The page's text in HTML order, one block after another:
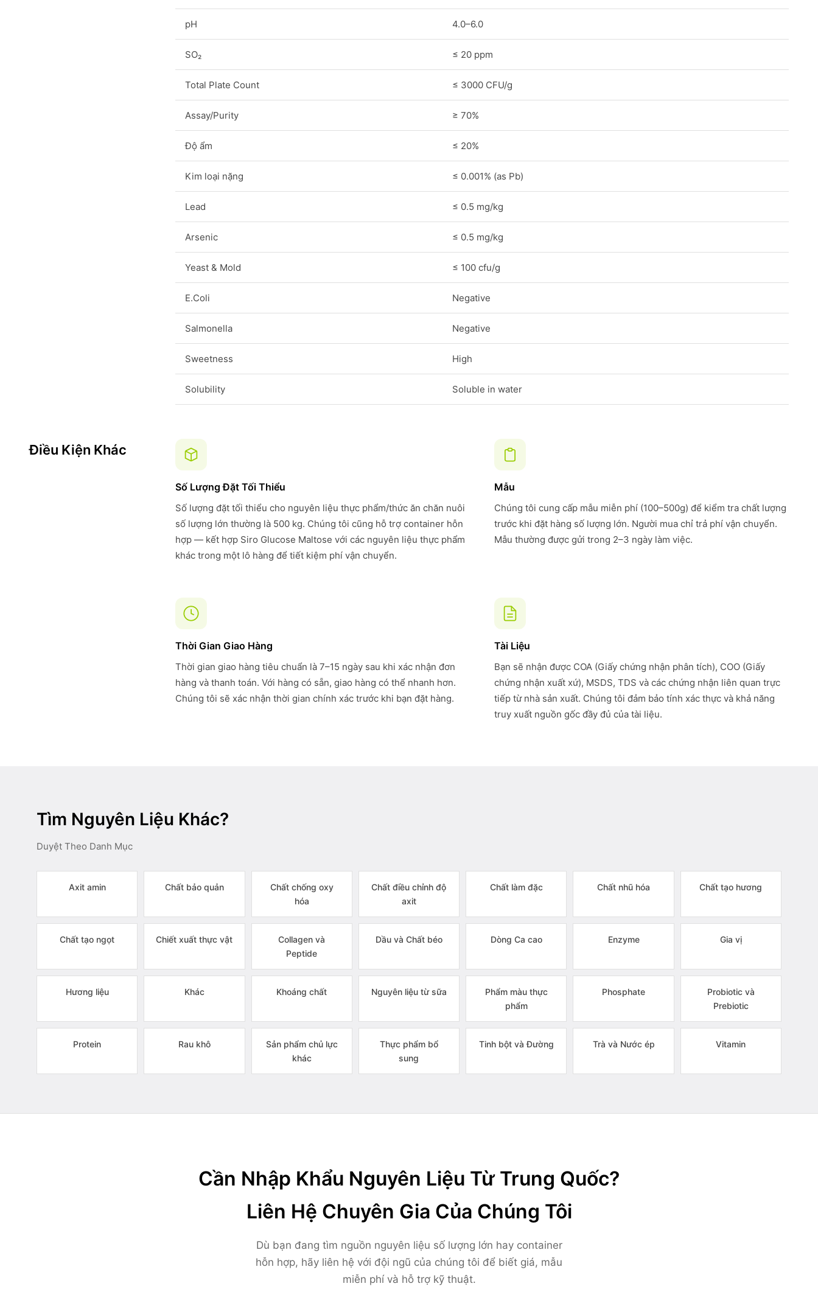
pH 4.0–6.0
SO₂ ≤ 20 ppm
Total Plate Count ≤ 3000 CFU/g
Assay/Purity ≥ 70%
Độ ẩm ≤ 20%
Kim loại nặng ≤ 0.001% (as Pb)
Lead ≤ 0.5 mg/kg
Arsenic ≤ 0.5 mg/kg
Yeast & Mold ≤ 100 cfu/g
E.Coli Negative
Salmonella Negative
Sweetness High
Solubility Soluble in water
Điều Kiện Khác
Số Lượng Đặt Tối Thiểu
Số lượng đặt tối thiểu cho nguyên liệu thực phẩm/thức ăn chăn nuôi
số lượng lớn thường là 500 kg. Chúng tôi cũng hỗ trợ container hỗn
hợp — kết hợp Siro Glucose Maltose với các nguyên liệu thực phẩm
khác trong một lô hàng để tiết kiệm phí vận chuyển.
Mẫu
Chúng tôi cung cấp mẫu miễn phí (100–500g) để kiểm tra chất lượng
trước khi đặt hàng số lượng lớn. Người mua chỉ trả phí vận chuyển.
Mẫu thường được gửi trong 2–3 ngày làm việc.
Thời Gian Giao Hàng
Thời gian giao hàng tiêu chuẩn là 7–15 ngày sau khi xác nhận đơn
hàng và thanh toán. Với hàng có sẵn, giao hàng có thể nhanh hơn.
Chúng tôi sẽ xác nhận thời gian chính xác trước khi bạn đặt hàng.
Tài Liệu
Bạn sẽ nhận được COA (Giấy chứng nhận phân tích), COO (Giấy
chứng nhận xuất xứ), MSDS, TDS và các chứng nhận liên quan trực
tiếp từ nhà sản xuất. Chúng tôi đảm bảo tính xác thực và khả năng
truy xuất nguồn gốc đầy đủ của tài liệu.
Tìm Nguyên Liệu Khác?
Duyệt Theo Danh Mục
Axit amin Chất bảo quản
Chất chống oxy
hóa
Chất điều chỉnh độ
axit
Chất làm đặc Chất nhũ hóa Chất tạo hương
Chất tạo ngọt Chiết xuất thực vật
Collagen và
Peptide
Dầu và Chất béo Dòng Ca cao Enzyme Gia vị
Hương liệu Khác Khoáng chất Nguyên liệu từ sữa
Phẩm màu thực
phẩm
Phosphate
Probiotic và
Prebiotic
Protein Rau khô
Sản phẩm chủ lực
khác
Thực phẩm bổ
sung
Tinh bột và Đường Trà và Nước ép Vitamin
Cần Nhập Khẩu Nguyên Liệu Từ Trung Quốc?
Liên Hệ Chuyên Gia Của Chúng Tôi
Dù bạn đang tìm nguồn nguyên liệu số lượng lớn hay container
hỗn hợp, hãy liên hệ với đội ngũ của chúng tôi để biết giá, mẫu
miễn phí và hỗ trợ kỹ thuật.